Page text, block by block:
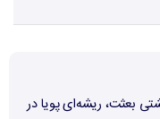
بعثت، ریشه‌ای پویا در